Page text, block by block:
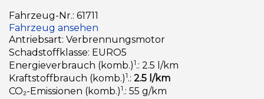
Fahrzeug-Nr.: 61711
Fahrzeug ansehen
Antriebsart: Verbrennungsmotor
Schadstoffklasse: EURO5
Energieverbrauch (komb.)1.: 2.5 l/km
Kraftstoffbrauch (komb.)1.: 2.5 l/km
CO₂-Emissionen (komb.)1.: 55 g/km